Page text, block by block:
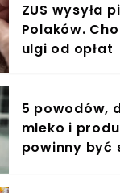
ZUS wysyła
Polaków.
ulgi od opłat
5 powodów,
mleko i
powinny być